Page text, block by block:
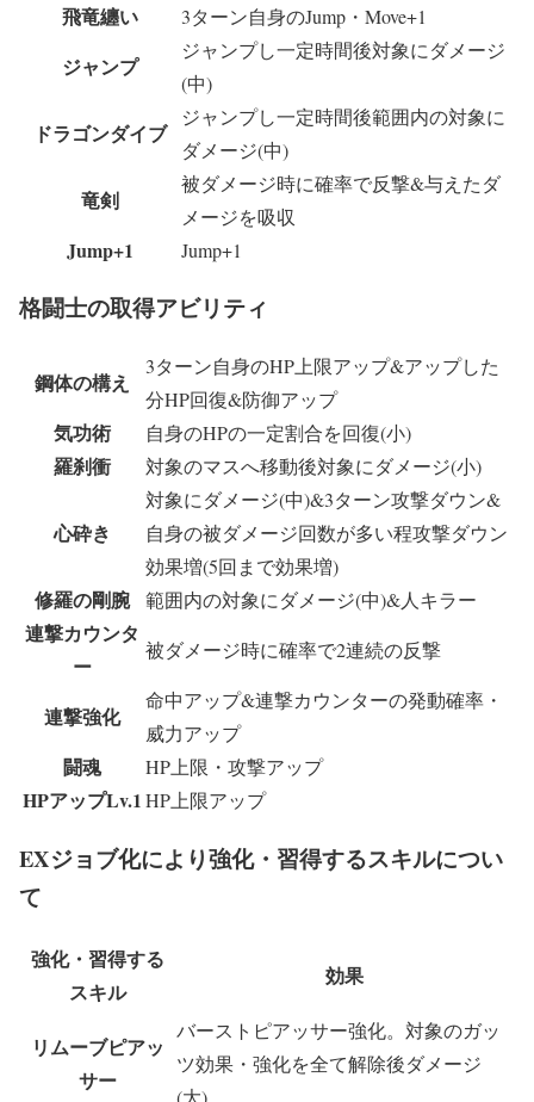
飛竜纏い 3ターン自身のJump・Move+1
ジャンプ
ジャンプし一定時間後対象にダメージ
(中)
ドラゴンダイブ
ジャンプし一定時間後範囲内の対象に
ダメージ(中)
竜剣
被ダメージ時に確率で反撃&与えたダ
メージを吸収
Jump+1 Jump+1
格闘士の取得アビリティ
鋼体の構え
3ターン自身のHP上限アップ&アップした
分HP回復&防御アップ
気功術 自身のHPの一定割合を回復(小)
羅刹衝 対象のマスへ移動後対象にダメージ(小)
心砕き
対象にダメージ(中)&3ターン攻撃ダウン&
自身の被ダメージ回数が多い程攻撃ダウン
効果増(5回まで効果増)
修羅の剛腕 範囲内の対象にダメージ(中)&人キラー
連撃カウンタ
ー
被ダメージ時に確率で2連続の反撃
連撃強化
命中アップ&連撃カウンターの発動確率・
威力アップ
闘魂 HP上限・攻撃アップ
HPアップLv.1HP上限アップ
EXジョブ化により強化・習得するスキルについ
て
強化・習得する
スキル
効果
リムーブピアッ
サー
バーストピアッサー強化。対象のガッ
ツ効果・強化を全て解除後ダメージ
(大)